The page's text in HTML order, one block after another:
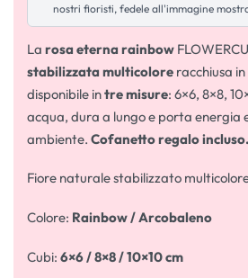
nostri fioristi, fedele all'immagine
La rosa eterna rainbow
stabilizzata multicolore racchiusa
disponibile intre misure: 6×6, 8×8,
acqua, dura a lungo e porta energia
ambiente. Cofanetto regalo incluso.
Fiore naturale stabilizzato
Colore: Rainbow / Arcobaleno
Cubi: 6×6 / 8×8 / 10×10 cm